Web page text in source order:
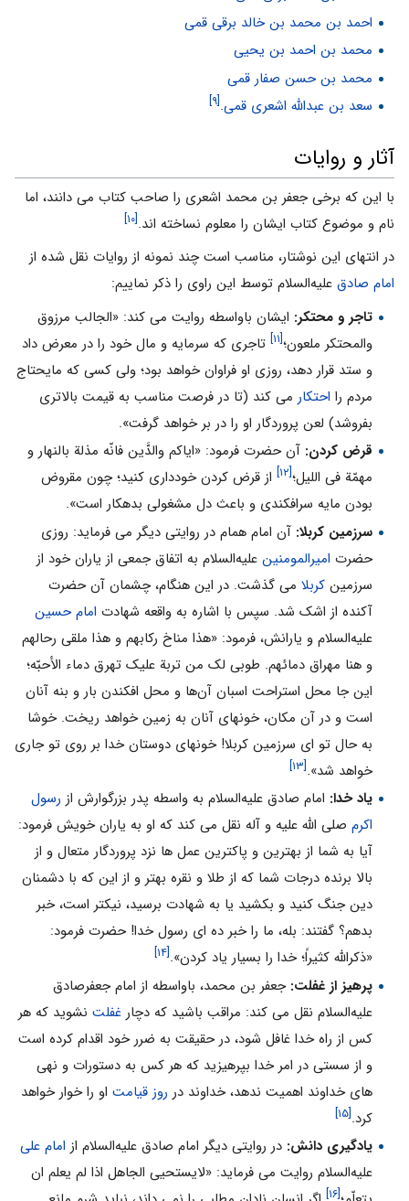
احمد بن محمد بن خالد برقى قمى
محمد بن احمد بن یحیى
محمد بن حسن صفار قمى
سعد بن عبدالله اشعرى قمى.[۹]
آثار و روایات
با این که برخى جعفر بن محمد اشعرى را صاحب کتاب مى دانند، اما
نام و موضوع کتاب ایشان را معلوم نساخته اند.[۱۰]
در انتهاى این نوشتار، مناسب است چند نمونه از روایات نقل شده از
امام صادق علیه‌السلام توسط این راوى را ذکر نماییم:
تاجر و محتکر: ایشان باواسطه روایت مى کند: «الجالب مرزوق
والمحتکر ملعون؛[۱۱] تاجرى که سرمایه و مال خود را در معرض داد
و ستد قرار دهد، روزى او فراوان خواهد بود؛ ولى کسى که مایحتاج
مردم را احتکارمى کند (تا در فرصت مناسب به قیمت بالاترى
بفروشد) لعن پروردگار او را در بر خواهد گرفت».
قرض کردن: آن حضرت فرمود: «ایاکم والدَّین فانّه مذلة بالنهار و
مهمّة فى اللیل؛[۱۲]
از قرض کردن خوددارى کنید؛ چون مقروض
بودن مایه سرافکندى و باعث دل مشغولى بدهکار است».
سرزمین کربلا: آن امام همام در روایتى دیگر مى فرماید: روزى
حضرت امیرالمومنینعلیه‌السلام به اتفاق جمعى از یاران خود از
سرزمین کربلامى گذشت. در این هنگام، چشمان آن حضرت
آکنده از اشک شد. سپس با اشاره به واقعه شهادت امام حسین
علیه‌السلام و یارانش، فرمود: «هذا مناخ رکابهم و هذا ملقى رحالهم
و هنا مهراق دمائهم. طوبى لک من تربة علیک تهرق دماء الأحبّه؛
این جا محل استراحت اسبان آن‌ها و محل افکندن بار و بنه آنان
است و در آن مکان، خونهاى آنان به زمین خواهد ریخت. خوشا
به حال تو اى سرزمین کربلا! خونهاى دوستان خدا بر روى تو جارى
خواهد شد».[۱۳]
یاد خدا: امام صادق علیه‌السلام به واسطه پدر بزرگوارش از رسول
اکرمصلی الله علیه و آله نقل مى کند که او به یاران خویش فرمود:
آیا به شما از بهترین و پاکترین عمل ها نزد پروردگار متعال و از
بالا برنده درجات شما که از طلا و نقره بهتر و از این که با دشمنان
دین جنگ کنید و بکشید یا به شهادت برسید، نیکتر است، خبر
بدهم؟ گفتند: بله، ما را خبر ده اى رسول خدا! حضرت فرمود:
«ذکراللّه کثیراً؛ خدا را بسیار یاد کردن».[۱۴]
پرهیز از غفلت: جعفر بن محمد، باواسطه از امام جعفرصادق
علیه‌السلام نقل مى کند: مراقب باشید که دچار غفلتنشوید که هر
کس از راه خدا غافل شود، در حقیقت به ضرر خود اقدام کرده است
و از سستى در امر خدا بپرهیزید که هر کس به دستورات و نهى
هاى خداوند اهمیت ندهد، خداوند در روز قیامتاو را خوار خواهد
کرد.[۱۵]
یادگیرى دانش: در روایتى دیگر امام صادق علیه‌السلام از امام على
علیه‌السلام روایت مى فرماید: «لایستحیى الجاهل اذا لم یعلم ان
[۱۶]